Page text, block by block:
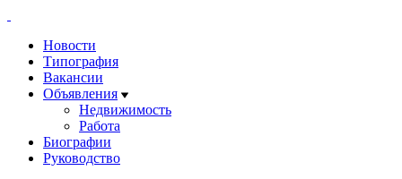
Новости
Типография
Вакансии
Объявления
Недвижимость
Работа
Биографии
Руководство